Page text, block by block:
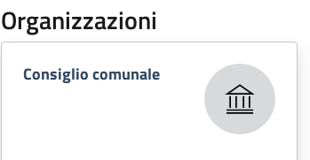
Organizzazioni
Consiglio comunale